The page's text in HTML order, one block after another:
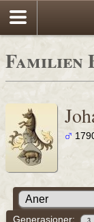
Familien
Generasjoner: